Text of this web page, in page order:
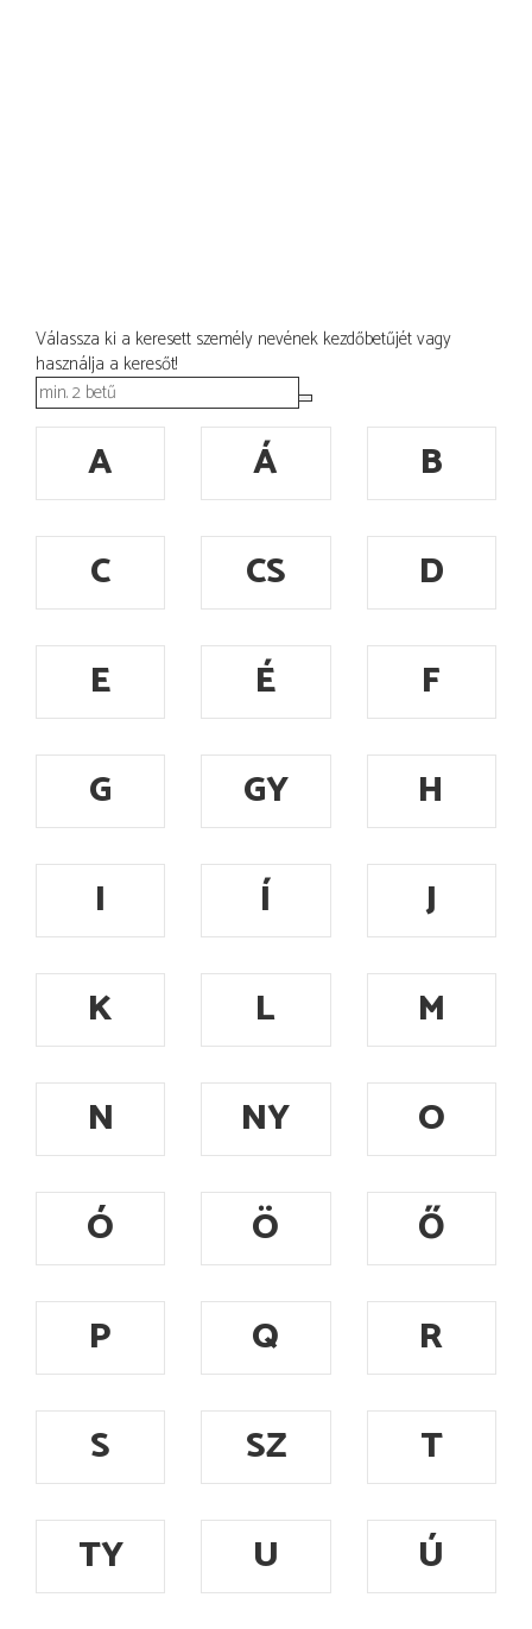
Válassza ki a keresett személy nevének kezdőbetűjét vagy
használja a keresőt!
A Á
B
C
CS
D
E
É
F
G
GY
H
I
Í
J
K
L
M
N
NY
O
Ó
Ö
Ő
P
Q
R
S
SZ
T
TY
U Ú